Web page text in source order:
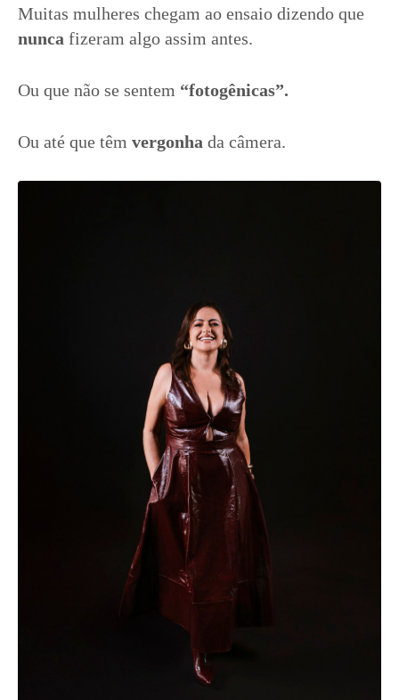
Muitas mulheres chegam ao ensaio dizendo que
nunca fizeram algo assim antes.
Ou que não se sentem “fotogênicas”.
Ou até que têm vergonha da câmera.